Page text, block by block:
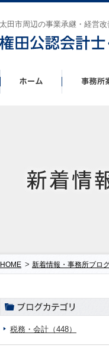
太田市周辺の事業承継・経営改
HOME > 新着情報・事務所ブロ
税務・会計（448）